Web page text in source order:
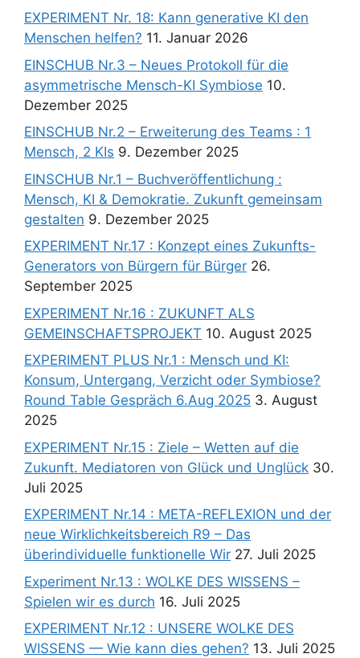
EXPERIMENT Nr. 18: Kann generative KI den
Menschen helfen? 11. Januar 2026
EINSCHUB Nr.3 – Neues Protokoll für die
asymmetrische Mensch-KI Symbiose 10.
Dezember 2025
EINSCHUB Nr.2 – Erweiterung des Teams : 1
Mensch, 2 KIs 9. Dezember 2025
EINSCHUB Nr.1 – Buchveröffentlichung :
Mensch, KI & Demokratie. Zukunft gemeinsam
gestalten 9. Dezember 2025
EXPERIMENT Nr.17 : Konzept eines Zukunfts-
Generators von Bürgern für Bürger 26.
September 2025
EXPERIMENT Nr.16 : ZUKUNFT ALS
GEMEINSCHAFTSPROJEKT 10. August 2025
EXPERIMENT PLUS Nr.1 : Mensch und KI:
Konsum, Untergang, Verzicht oder Symbiose?
Round Table Gespräch 6.Aug 2025 3. August
2025
EXPERIMENT Nr.15 : Ziele – Wetten auf die
Zukunft. Mediatoren von Glück und Unglück 30.
Juli 2025
EXPERIMENT Nr.14 : META-REFLEXION und der
neue Wirklichkeitsbereich R9 – Das
überindividuelle funktionelle Wir 27. Juli 2025
Experiment Nr.13 : WOLKE DES WISSENS –
Spielen wir es durch 16. Juli 2025
EXPERIMENT Nr.12 : UNSERE WOLKE DES
WISSENS — Wie kann dies gehen? 13. Juli 2025